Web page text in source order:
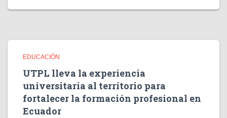
EDUCACIÓN
UTPL lleva la experiencia
universitaria al territorio para
fortalecer la formación profesional en
Ecuador